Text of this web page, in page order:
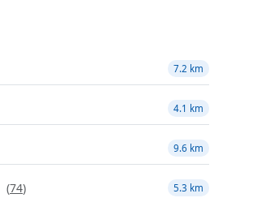
7.2 km
4.1 km
9.6 km
(74) 5.3 km